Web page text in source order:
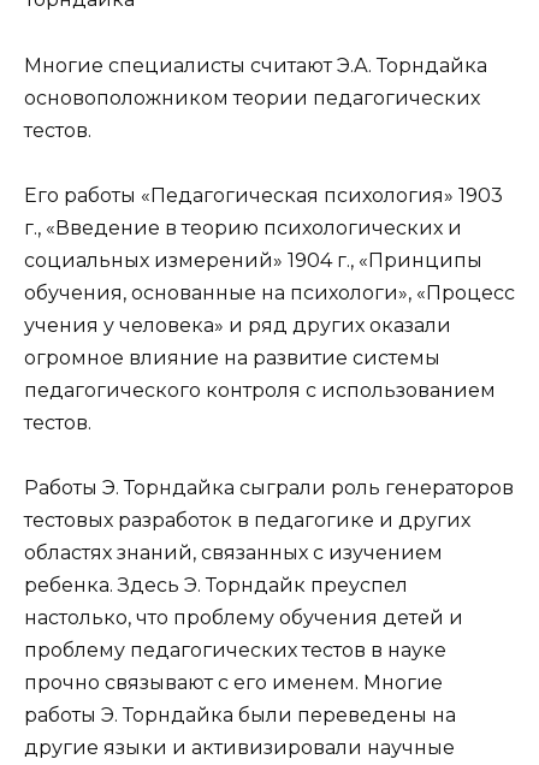
Многие специалисты считают Э.А. Торндайка
основоположником теории педагогических
тестов.
Его работы «Педагогическая психология» 1903
г., «Введение в теорию психологических и
социальных измерений» 1904 г., «Принципы
обучения, основанные на психологи», «Процесс
учения у человека» и ряд других оказали
огромное влияние на развитие системы
педагогического контроля с использованием
тестов.
Работы Э. Торндайка сыграли роль генераторов
тестовых разработок в педагогике и других
областях знаний, связанных с изучением
ребенка. Здесь Э. Торндайк преуспел
настолько, что проблему обучения детей и
проблему педагогических тестов в науке
прочно связывают с его именем. Многие
работы Э. Торндайка были переведены на
другие языки и активизировали научные